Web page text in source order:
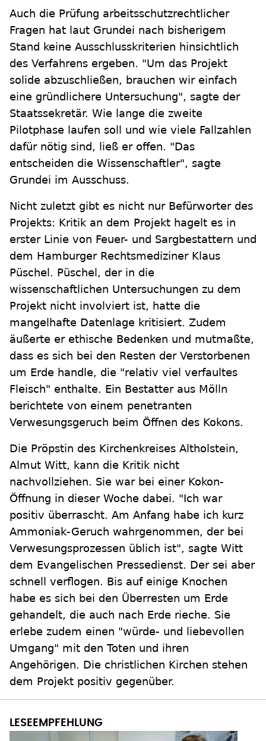
Auch die Prüfung arbeitsschutzrechtlicher
Fragen hat laut Grundei nach bisherigem
Stand keine Ausschlusskriterien hinsichtlich
des Verfahrens ergeben. "Um das Projekt
solide abzuschließen, brauchen wir einfach
eine gründlichere Untersuchung", sagte der
Staatssekretär. Wie lange die zweite
Pilotphase laufen soll und wie viele Fallzahlen
dafür nötig sind, ließ er offen. "Das
entscheiden die Wissenschaftler", sagte
Grundei im Ausschuss.
Nicht zuletzt gibt es nicht nur Befürworter des
Projekts: Kritik an dem Projekt hagelt es in
erster Linie von Feuer- und Sargbestattern und
dem Hamburger Rechtsmediziner Klaus
Püschel. Püschel, der in die
wissenschaftlichen Untersuchungen zu dem
Projekt nicht involviert ist, hatte die
mangelhafte Datenlage kritisiert. Zudem
äußerte er ethische Bedenken und mutmaßte,
dass es sich bei den Resten der Verstorbenen
um Erde handle, die "relativ viel verfaultes
Fleisch" enthalte. Ein Bestatter aus Mölln
berichtete von einem penetranten
Verwesungsgeruch beim Öffnen des Kokons.
Die Pröpstin des Kirchenkreises Altholstein,
Almut Witt, kann die Kritik nicht
nachvollziehen. Sie war bei einer Kokon-
Öffnung in dieser Woche dabei. "Ich war
positiv überrascht. Am Anfang habe ich kurz
Ammoniak-Geruch wahrgenommen, der bei
Verwesungsprozessen üblich ist", sagte Witt
dem Evangelischen Pressedienst. Der sei aber
schnell verflogen. Bis auf einige Knochen
habe es sich bei den Überresten um Erde
gehandelt, die auch nach Erde rieche. Sie
erlebe zudem einen "würde- und liebevollen
Umgang" mit den Toten und ihren
Angehörigen. Die christlichen Kirchen stehen
dem Projekt positiv gegenüber.